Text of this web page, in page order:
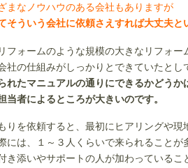
まなノウハウのある会社もありますが
そういう会社に依頼さえすれば大丈夫と
フォームのような規模の大きなリフォー
社の仕組みがしっかりとできていたとし
れたマニュアルの通りにできるかどうか
当者によるところが大きいのです。
りを依頼すると、最初にヒアリングや現
には、１～３人くらいで来られることが
き添いやサポートの人が加わっているこ